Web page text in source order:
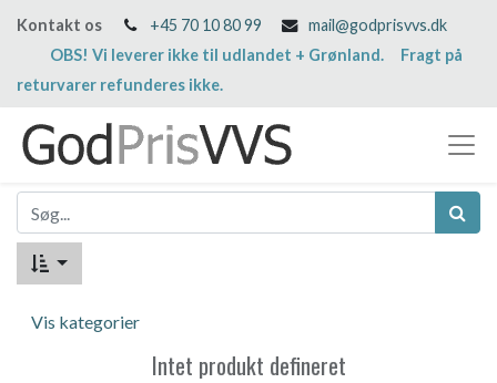
Kontakt os +45 70 10 80 99
mail@godprisvvs.dk
OBS! Vi leverer ikke til udlandet + Grønland. Fragt på
returvarer refunderes ikke.
Vis kategorier
Intet produkt defineret